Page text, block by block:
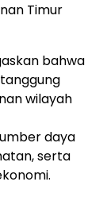
Timur
bahwa
wilayah
daya
serta